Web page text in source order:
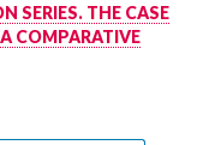
SERIES. THE CASE
COMPARATIVE